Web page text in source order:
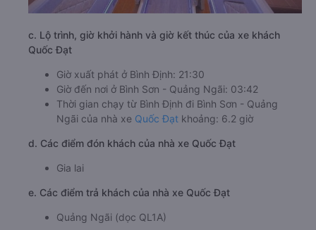
c. Lộ trình, giờ khởi hành và giờ kết thúc của xe khách
Quốc Đạt
Giờ xuất phát ở Bình Định: 21:30
Giờ đến nơi ở Bình Sơn - Quảng Ngãi: 03:42
Thời gian chạy từ Bình Định đi Bình Sơn - Quảng
Ngãi của nhà xe Quốc Đạt khoảng: 6.2 giờ
d. Các điểm đón khách của nhà xe Quốc Đạt
Gia lai
e. Các điểm trả khách của nhà xe Quốc Đạt
Quảng Ngãi (dọc QL1A)